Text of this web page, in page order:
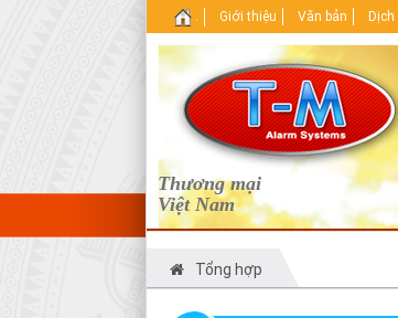
Thương mại
Việt Nam
. Giới thiệu Văn bản
Tổng hợp